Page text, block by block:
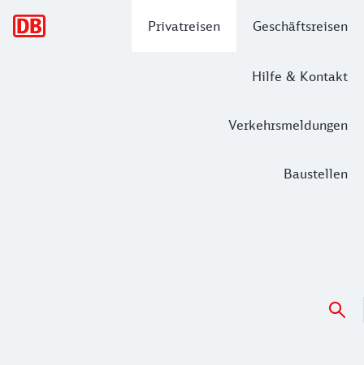
Privatreisen Geschäftsreisen
Hilfe & Kontakt
Verkehrsmeldungen
Baustellen